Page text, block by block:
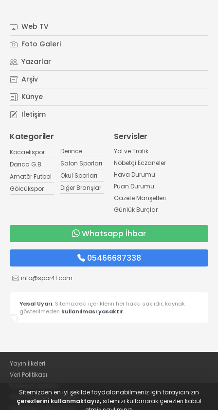
Web TV
Foto Galeri
Yazarlar
Arşiv
Künye
İletişim
Kategoriler
Kocaelispor
Darıca G.B.
Amatör Futbol
Gölcükspor
Derince
Salon Sporları
Okul Sporları
Diğer Branşlar
Servisler
Yol ve Trafik
Nöbetçi Eczaneler
Hava Durumu
Puan Durumu
Gazete Manşetleri
Günlük Burçlar
Whatsapp İhbar
05466687338
info@spor41.com
Yasal Uyarı: Sitemizdeki içeriklerin her hakkı saklıdır, kaynak
gösterilmeden kullanılması yasaktır.
Yayın İlkeleri
Veri Politikası
KVKK Aydınlatma Metni
Sitemizden en iyi şekilde faydalanabilmeniz için tarayıcınızın
çerezlerini kullanmaktayız,sitemizi kullanarak çerezleri kabul